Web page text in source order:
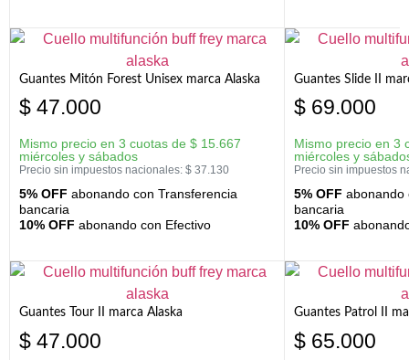
Guantes Mitón Forest Unisex marca Alaska
$ 47.000
Mismo precio en 3 cuotas de $ 15.667
miércoles y sábados
Precio sin impuestos nacionales: $ 37.130
5% OFF abonando con Transferencia
bancaria
10% OFF abonando con Efectivo
Guantes Slide II
$ 69.000
Mismo precio en 3
miércoles y
Precio sin impuestos
5% OFF abonando
bancaria
10% OFF
Guantes Tour II marca Alaska
$ 47.000
Guantes Patrol II
$ 65.000